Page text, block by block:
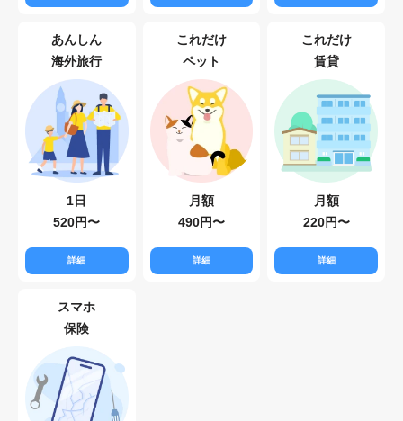
あんしん
海外旅行
1日
520円〜
詳細
これだけ
ペット
月額
490円〜
詳細
これだけ
賃貸
月額
220円〜
詳細
スマホ
保険